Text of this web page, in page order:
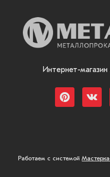
Интернет-
Работаем с системой